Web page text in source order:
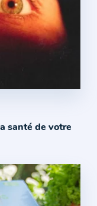
santé de votre